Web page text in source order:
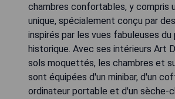
chambres confortables, y compris
unique, spécialement conçu par
inspirés par les vues fabuleuses du
historique. Avec ses intérieurs Art
sols moquettés, les chambres et
sont équipées d'un minibar, d'un
ordinateur portable et d'un sèche-